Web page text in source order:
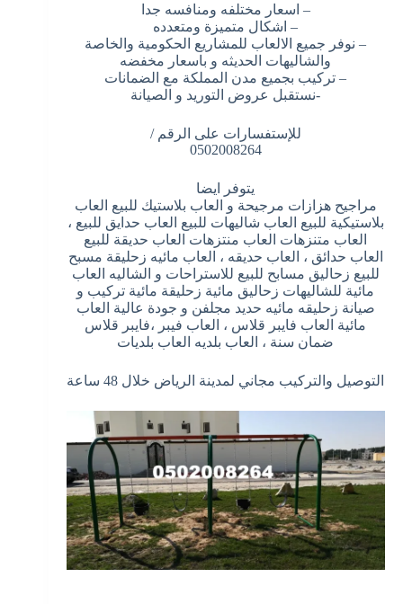
– اسعار مختلفه ومنافسه جدا
– اشكال متميزة ومتعدده
– نوفر جميع الالعاب للمشاريع الحكومية والخاصة
والشاليهات الحديثه و باسعار مخفضه
– تركيب بجميع مدن المملكة مع الضمانات
-نستقبل عروض التوريد و الصيانة
للإستفسارات على الرقم /
0502008264
يتوفر ايضا
مراجيح هزازات مرجيحة و العاب بلاستيك للبيع العاب
بلاستيكية للبيع العاب شاليهات للبيع العاب حدايق للبيع ،
العاب متنزهات العاب منتزهات العاب حديقة للبيع
العاب حدائق ، العاب حديقه ، العاب مائيه زحليقة مسبح
للبيع زحاليق مسابح للبيع للاستراحات و الشاليه العاب
مائية للشاليهات زحاليق مائية زحليقة مائية تركيب و
صيانة زحليقه مائيه حديد مجلفن و جودة عالية العاب
مائية العاب فايبر قلاس ، العاب فيبر ،فايبر قلاس
ضمان سنة ، العاب بلديه العاب بلديات
التوصيل والتركيب مجاني لمدينة الرياض خلال 48 ساعة